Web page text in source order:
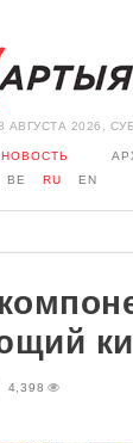
АВГУСТА 2026,
BE
RU EN
СПОРТ
ОБХОД
4,398